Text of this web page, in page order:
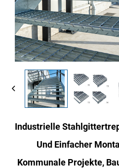
Industrielle
Und Einfacher
Kommunale Projekte,